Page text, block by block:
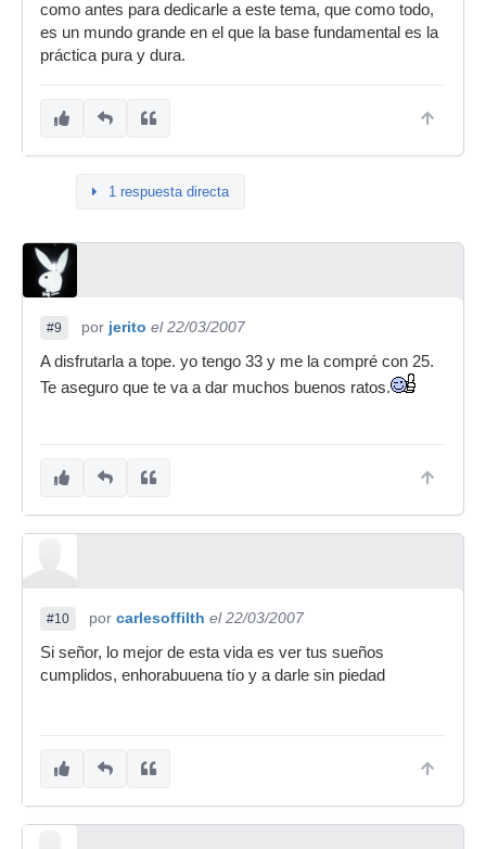
como antes para dedicarle a este tema, que como todo,
es un mundo grande en el que la base fundamental es la
práctica pura y dura.
1 respuesta directa
#9 por jerito el 22/03/2007
A disfrutarla a tope. yo tengo 33 y me la compré con 25.
Te aseguro que te va a dar muchos buenos ratos.
#10 por carlesoffilth el 22/03/2007
Si señor, lo mejor de esta vida es ver tus sueños
cumplidos, enhorabuuena tío y a darle sin piedad